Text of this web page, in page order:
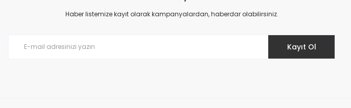
Ürün açıklamasında eksik bilgiler bulunuyor.
Haber listemize kayıt olarak kampanyalardan, haberdar olabilirsiniz.
Kayıt Ol